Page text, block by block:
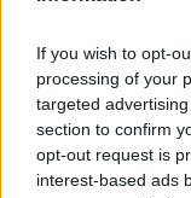
If you wish to opt-
processing of your
targeted
section to confirm
opt-out request is
interest-based ads
e la finestra
AUTORE